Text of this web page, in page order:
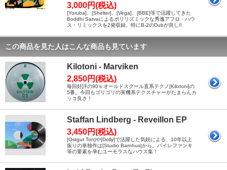
3,000円(税込)
[Yoruba]、[Shelter]、[Vega]、[BBE]等で活躍してきた
Boddhi Satvaによるポリリズミックな秀逸アフロ・ハウ
ス・リミックスを2発収録。特にB-2のDubが良し!!
この商品を見た人はこんな商品も見ています
Kilotoni - Marviken
2,850円(税込)
毎回好評の90’s オールドスクール直系テクノ[Kilotoni]の
5番。今回もゴリゴリの実機系テクスチャーがたまらんカ
ッコ良さ！
Staffan Lindberg - Reveillon EP
3,450円(税込)
[Ostgut Ton]や[Dolly]で活躍した気鋭による、10年以上
振りの単独作は[Studio Barnhus]から。バイレファンキ
等の要素を孕むユーモラスなハウス集！